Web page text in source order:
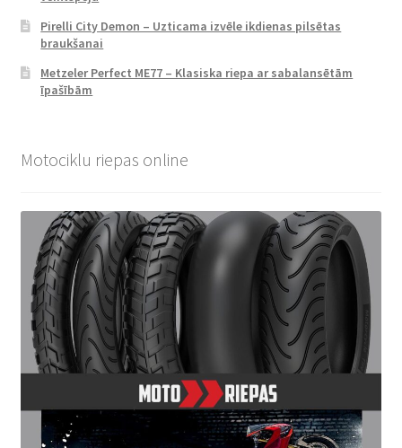
Pirelli City Demon – Uzticama izvēle ikdienas pilsētas
braukšanai
Metzeler Perfect ME77 – Klasiska riepa ar sabalansētām
īpašībām
Motociklu riepas online